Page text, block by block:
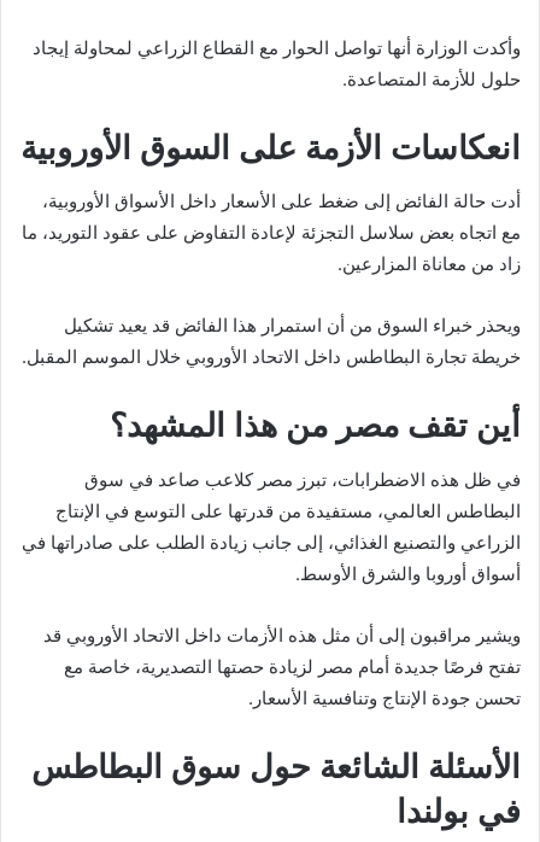
وأكدت الوزارة أنها تواصل الحوار مع القطاع الزراعي لمحاولة إيجاد
حلول للأزمة المتصاعدة.
انعكاسات الأزمة على السوق الأوروبية
أدت حالة الفائض إلى ضغط على الأسعار داخل الأسواق الأوروبية،
مع اتجاه بعض سلاسل التجزئة لإعادة التفاوض على عقود التوريد، ما
زاد من معاناة المزارعين.
ويحذر خبراء السوق من أن استمرار هذا الفائض قد يعيد تشكيل
خريطة تجارة البطاطس داخل الاتحاد الأوروبي خلال الموسم المقبل.
أين تقف مصر من هذا المشهد؟
في ظل هذه الاضطرابات، تبرز مصر كلاعب صاعد في سوق
البطاطس العالمي، مستفيدة من قدرتها على التوسع في الإنتاج
الزراعي والتصنيع الغذائي، إلى جانب زيادة الطلب على صادراتها في
أسواق أوروبا والشرق الأوسط.
ويشير مراقبون إلى أن مثل هذه الأزمات داخل الاتحاد الأوروبي قد
تفتح فرصًا جديدة أمام مصر لزيادة حصتها التصديرية، خاصة مع
تحسن جودة الإنتاج وتنافسية الأسعار.
الأسئلة الشائعة حول سوق البطاطس
في بولندا